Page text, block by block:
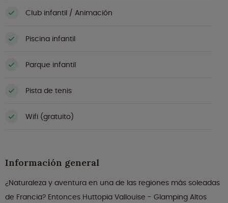
Club infantil / Animación
Piscina infantil
Parque infantil
Pista de tenis
Wifi (gratuito)
Información general
¿Naturaleza y aventura en una de las regiones más soleadas
de Francia? Entonces Huttopia Vallouise - Glamping Altos